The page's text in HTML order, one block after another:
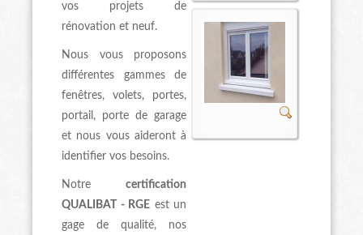
vos projets de
rénovation et neuf.
Nous vous proposons
différentes gammes de
fenêtres, volets, portes,
portail, porte de garage
et nous vous aideront à
identifier vos besoins.
Notre certification
QUALIBAT - RGE est un
gage de qualité, nos